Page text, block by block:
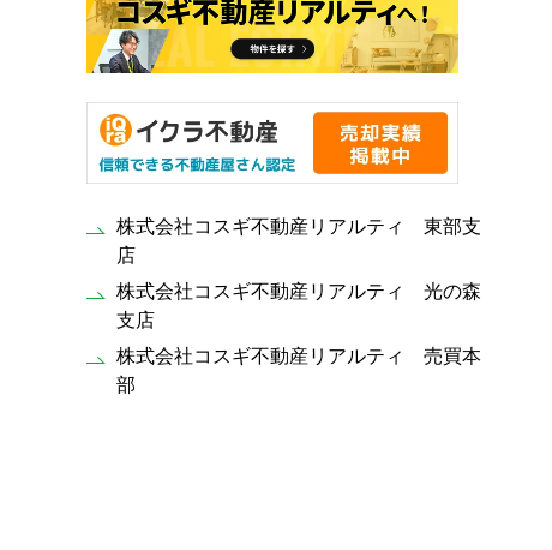
株式会社コスギ不動産リアルティ 東部支
店
株式会社コスギ不動産リアルティ 光の森
支店
株式会社コスギ不動産リアルティ 売買本
部